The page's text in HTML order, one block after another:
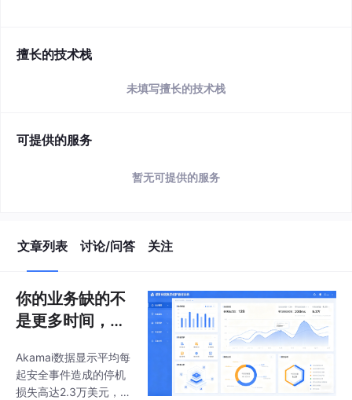
擅长的技术栈
未填写擅长的技术栈
可提供的服务
暂无可提供的服务
文章列表 讨论/问答 关注
你的业务缺的不
是更多时间，而
跑”的全能工具箱
｜谍赞智能科技
Akamai数据显示平均每
起安全事件造成的停机
损失高达2.3万美元，而